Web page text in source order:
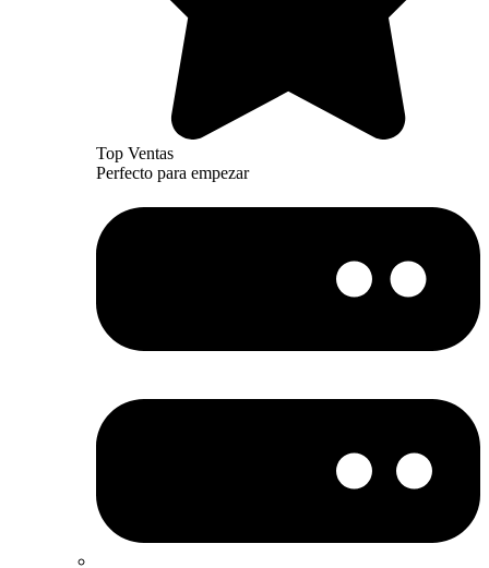
Top Ventas
Perfecto para empezar